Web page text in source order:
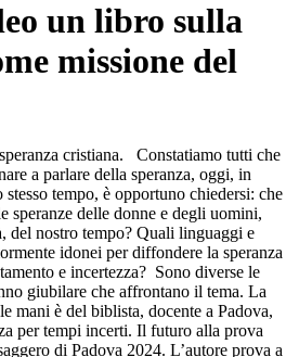
un libro sulla
missione del
cristiana. Constatiamo tutti che
a parlare della speranza, oggi, in
tempo, è opportuno chiedersi: che
speranze delle donne e degli uomini,
del nostro tempo? Quali linguaggi e
idonei per diffondere la speranza
e incertezza? Sono diverse le
giubilare che affrontano il tema. La
mani è del biblista, docente a Padova,
per tempi incerti. Il futuro alla prova
di Padova 2024. L’autore prova a